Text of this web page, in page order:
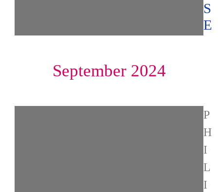
S
E
September 2024
P
H
I
L
I